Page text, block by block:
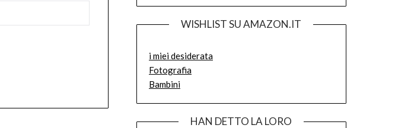
WISHLIST SU AMAZON.IT
i miei desiderata
Fotografia
Bambini
HAN DETTO LA LORO